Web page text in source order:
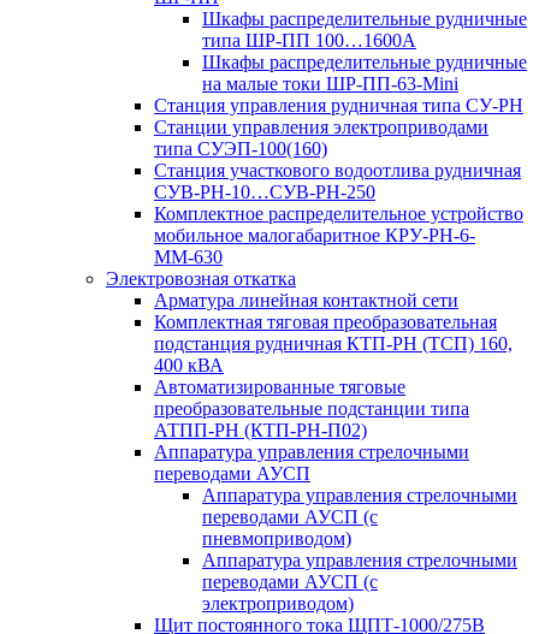
Шкафы распределительные рудничные
типа ШР-ПП 100…1600А
Шкафы распределительные рудничные
на малые токи ШР-ПП-63-Mini
Станция управления рудничная типа СУ-РН
Станции управления электроприводами
типа СУЭП-100(160)
Станция участкового водоотлива рудничная
СУВ-РН-10…СУВ-РН-250
Комплектное распределительное устройство
мобильное малогабаритное КРУ-РН-6-
ММ-630
Электровозная откатка
Арматура линейная контактной сети
Комплектная тяговая преобразовательная
подстанция рудничная КТП-РН (ТСП) 160,
400 кВА
Автоматизированные тяговые
преобразовательные подстанции типа
АТПП-РН (КТП-РН-П02)
Аппаратура управления стрелочными
переводами АУСП
Аппаратура управления стрелочными
переводами АУСП (с
пневмоприводом)
Аппаратура управления стрелочными
переводами АУСП (с
электроприводом)
Щит постоянного тока ЩПТ-1000/275В